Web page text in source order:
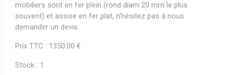
mobiliers sont en fer plein (rond diam 20 mm le plus
souvent) et assise en fer plat, n'hésitez pas à nous
demander un devis.
Prix TTC : 1350.00 €
Stock : 1